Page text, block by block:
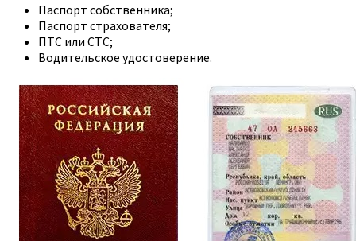
Паспорт собственника;
Паспорт страхователя;
ПТС или СТС;
Водительское удостоверение.